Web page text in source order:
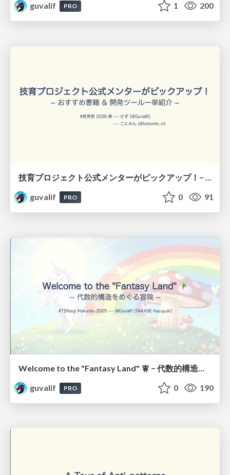
guvalif
PRO 1 200
guvalif
PRO 0 91
Welcome to the "Fantasy Land" 🧚 − 代数的構造をめぐる冒険 −
guvalif
PRO 0 190